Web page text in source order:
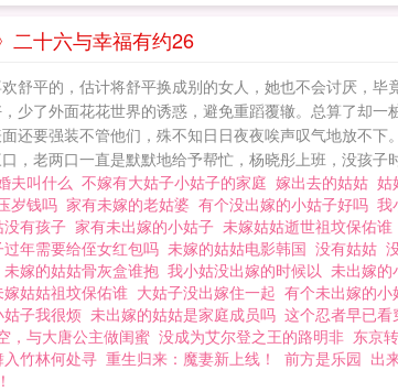
二十六与幸福有约26
舒平的，估计将舒平换成别的女人，她也不会讨厌，
少了外面花花世界的诱惑，避免重蹈覆辙。总算了却
还要强装不管他们，殊不知日日夜夜唉声叹气地放不
，老两口一直是默默地给予帮忙，杨晓彤上班，没孩
夫叫什么 不嫁有大姑子小姑子的家庭 嫁出去的姑姑 姑
岁钱吗 家有未嫁的老姑婆 有个没出嫁的小姑子好吗 我
没有孩子 家有未出嫁的小姑子 未嫁姑姑逝世祖坟保佑谁
年需要给侄女红包吗 未嫁的姑姑电影韩国 没有姑姑
未嫁的姑姑骨灰盒谁抱 我小姑没出嫁的时候以 未出嫁的
嫁姑姑祖坟保佑谁 大姑子没出嫁住一起 有个未出嫁的小
子我很烦 未出嫁的姑姑是家庭成员吗 这个忍者早已看
，与大唐公主做闺蜜 没成为艾尔登之王的路明非 东京
入竹林何处寻 重生归来：魔妻新上线！ 前方是乐园 出